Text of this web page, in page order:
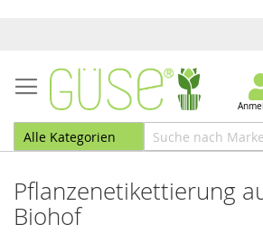
Pflanzenetikettierung
Biohof